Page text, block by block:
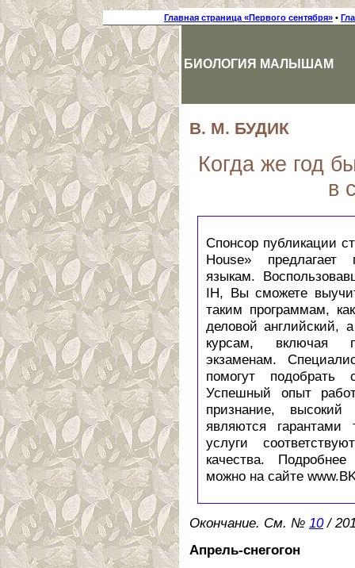
Главная страница «Первого сентября» •
БИОЛОГИЯ МАЛЫШАМ
В. М. БУДИК
Когда же год
в
Спонсор публикации
House» предлагает
языкам.
IH, Вы сможете
таким программам,
деловой английский,
курсам, включая
экзаменам.
помогут подобрать
Успешный опыт
признание, высокий
являются гарантами
услуги
качества.
можно на сайте
Окончание. См. № 10/
Апрель-снегогон